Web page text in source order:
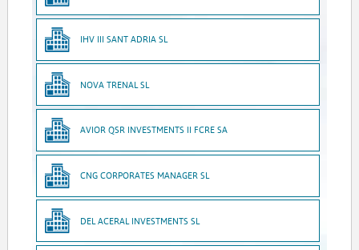
IHV III SANT ADRIA SL
NOVA TRENAL SL
AVIOR QSR INVESTMENTS II FCRE SA
CNG CORPORATES MANAGER SL
DEL ACERAL INVESTMENTS SL